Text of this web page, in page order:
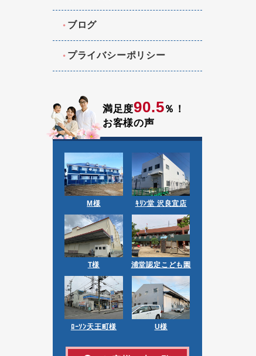
ブログ
プライバシーポリシー
満足度90.5％！
お客様の声
M様 ｷﾘﾝ堂 沢良宜店
T様 浦堂認定こども園
ﾛｰｿﾝ天王町様 U様